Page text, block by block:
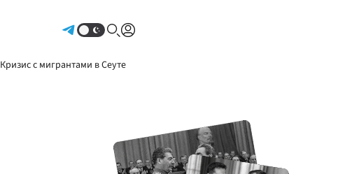
Кризис с мигрантами в Сеуте